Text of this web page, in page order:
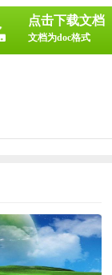
点击下载文档
文档为doc格式